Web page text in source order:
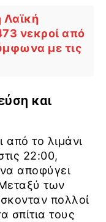
Λαϊκή
νεκροί από
με τις
και
το λιμάνι
22:00,
αποφύγει
των
πολλοί
σπίτια τους